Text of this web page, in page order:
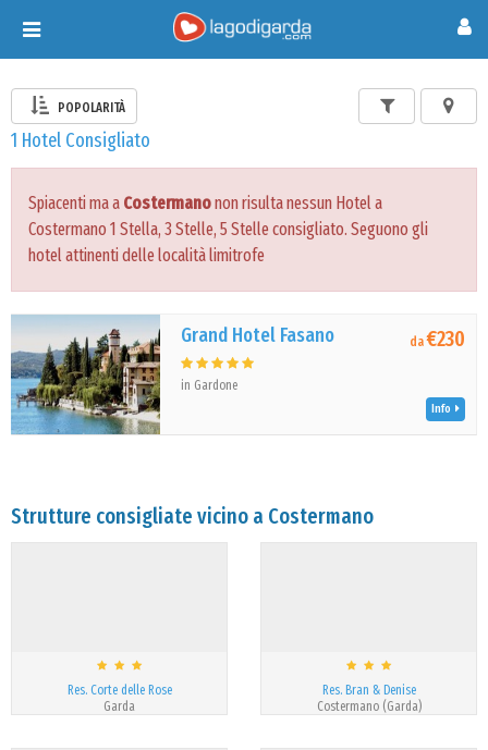
Toggle
navigation
POPOLARITÀ
1 Hotel Consigliato
Spiacenti ma a Costermanonon risulta nessun Hotel a
Costermano 1 Stella, 3 Stelle, 5 Stelle consigliato. Seguono gli
hotel attinenti delle località limitrofe
Grand Hotel Fasano
in Gardone
da€230
Info
Strutture consigliate vicino a Costermano
Res. Corte delle Rose
Garda
Res. Bran & Denise
Costermano (Garda)